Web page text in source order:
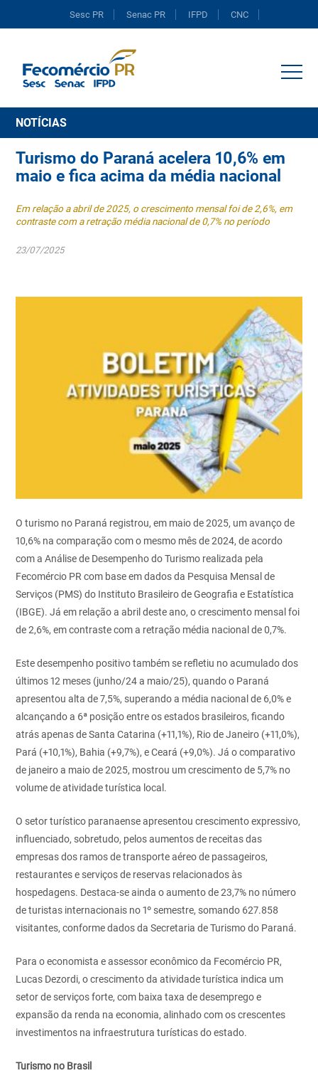
Sesc PR Senac PR IFPD CNC
NOTÍCIAS
Turismo do Paraná acelera 10,6% em
maio e fica acima da média nacional
Em relação a abril de 2025, o crescimento mensal foi de 2,6%, em
contraste com a retração média nacional de 0,7% no período
23/07/2025
O turismo no Paraná registrou, em maio de 2025, um avanço de
10,6% na comparação com o mesmo mês de 2024, de acordo
com a Análise de Desempenho do Turismo realizada pela
Fecomércio PR com base em dados da Pesquisa Mensal de
Serviços (PMS) do Instituto Brasileiro de Geografia e Estatística
(IBGE). Já em relação a abril deste ano, o crescimento mensal foi
de 2,6%, em contraste com a retração média nacional de 0,7%.
Este desempenho positivo também se refletiu no acumulado dos
últimos 12 meses (junho/24 a maio/25), quando o Paraná
apresentou alta de 7,5%, superando a média nacional de 6,0% e
alcançando a 6ª posição entre os estados brasileiros, ficando
atrás apenas de Santa Catarina (+11,1%), Rio de Janeiro (+11,0%),
Pará (+10,1%), Bahia (+9,7%), e Ceará (+9,0%). Já o comparativo
de janeiro a maio de 2025, mostrou um crescimento de 5,7% no
volume de atividade turística local.
O setor turístico paranaense apresentou crescimento expressivo,
influenciado, sobretudo, pelos aumentos de receitas das
empresas dos ramos de transporte aéreo de passageiros,
restaurantes e serviços de reservas relacionados às
hospedagens. Destaca-se ainda o aumento de 23,7% no número
de turistas internacionais no 1º semestre, somando 627.858
visitantes, conforme dados da Secretaria de Turismo do Paraná.
Para o economista e assessor econômico da Fecomércio PR,
Lucas Dezordi, o crescimento da atividade turística indica um
setor de serviços forte, com baixa taxa de desemprego e
expansão da renda na economia, alinhado com os crescentes
investimentos na infraestrutura turísticas do estado.
Turismo no Brasil